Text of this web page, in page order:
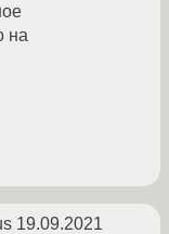
на
19.09.2021